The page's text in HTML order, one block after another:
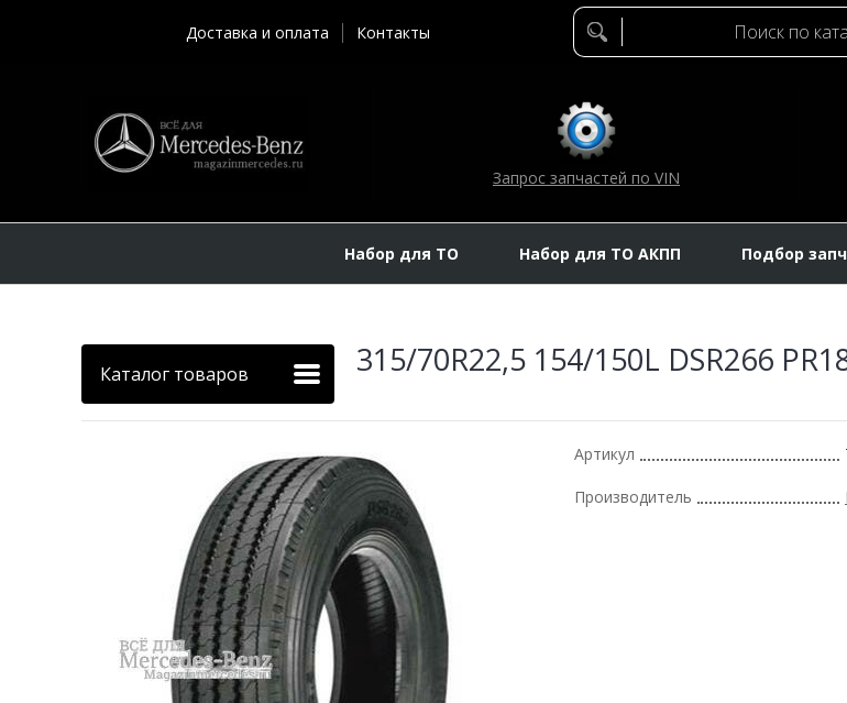
Доставка и оплата Контакты
Запрос запчастей по VIN
Набор для ТО Набор для ТО АКПП Подбор
Каталог товаров 315/70R22,5 154/150L DSR266
Артикул
Производитель